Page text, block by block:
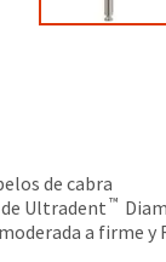
de cabra
Ultradent ™
a firme y